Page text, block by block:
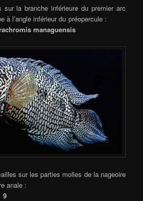
la branche inférieure du premier arc
à l’angle inférieur du préopercule :
managuensis
sur les parties molles de la nageoire
la nageoire anale :
9